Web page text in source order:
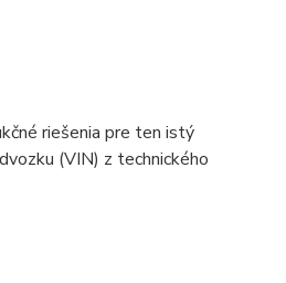
riešenia pre ten istý
(VIN) z technického